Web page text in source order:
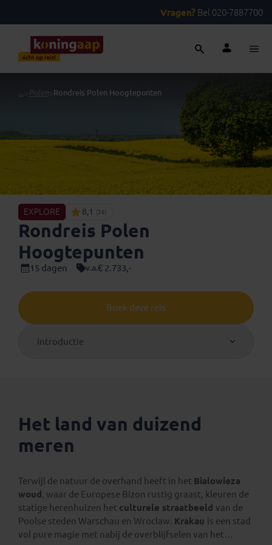
Vragen? Bel 020-7887700
> Polen >Rondreis Polen Hoogtepunten
EXPLORE 8,1 (36)
Rondreis Polen
Hoogtepunten
15 dagen v.a.€ 2.733,-
Boek deze reis
Introductie
Het land van duizend
meren
Terwijl de natuur de overhand heeft in het Bialowieza
woud , waar de Europese Bizon rustig graast, kleuren de
statige herenhuizen het culturele straatbeeld van de
Poolse steden Warschau en Wroclaw. Krakau is een stad
vol pure magie met nabij de overblijfselen van het